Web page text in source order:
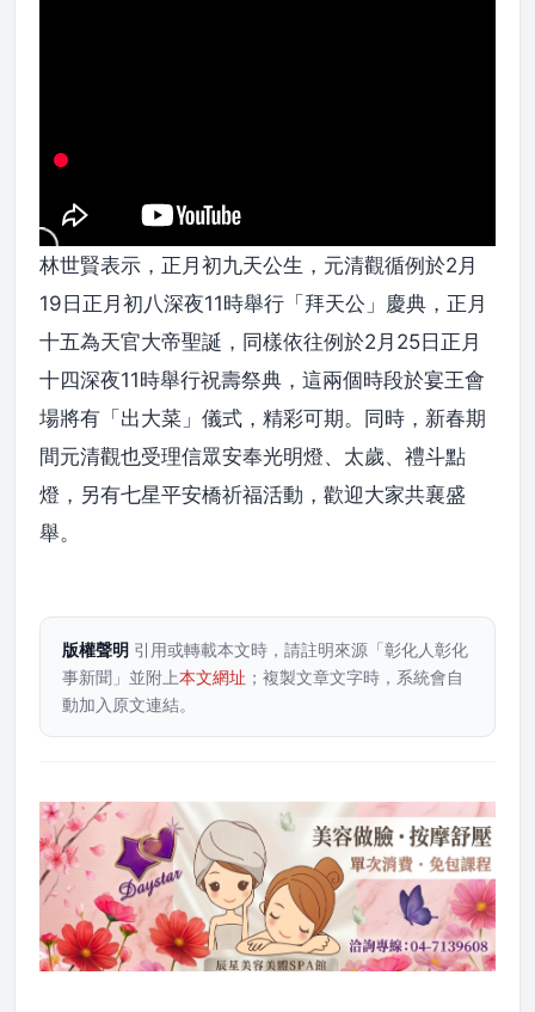
林世賢表示，正月初九天公生，元清觀循例於2月
19日正月初八深夜11時舉行「拜天公」慶典，正月
十五為天官大帝聖誕，同樣依往例於2月25日正月
十四深夜11時舉行祝壽祭典，這兩個時段於宴王會
場將有「出大菜」儀式，精彩可期。同時，新春期
間元清觀也受理信眾安奉光明燈、太歲、禮斗點
燈，另有七星平安橋祈福活動，歡迎大家共襄盛
舉。
版權聲明 引用或轉載本文時，請註明來源「彰化人彰化
事新聞」並附上本文網址 ；複製文章文字時，系統會自
動加入原文連結。